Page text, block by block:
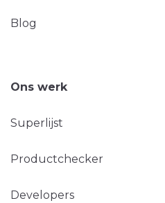
Blog
Ons werk
Superlijst
Productchecker
Developers